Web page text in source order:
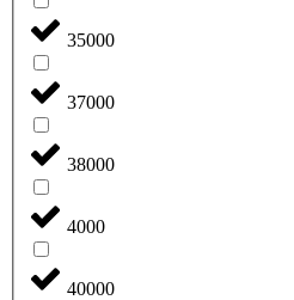
35000
37000
38000
4000
40000